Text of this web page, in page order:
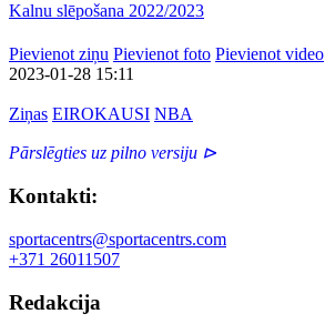
Kalnu slēpošana 2022/2023
Pievienot ziņu Pievienot foto Pievienot video
2023-01-28 15:11
Ziņas EIROKAUSI NBA
Pārslēgties uz pilno versiju ⊳
Kontakti:
sportacentrs@sportacentrs.com
+371 26011507
Redakcija